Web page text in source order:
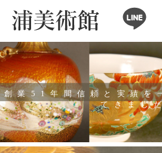
創業51年間信頼と実績を
てきまし